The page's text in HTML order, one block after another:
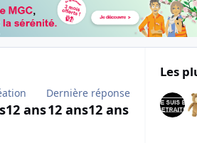
12 ans
Dernière réponse
12 ans12 ans
Les